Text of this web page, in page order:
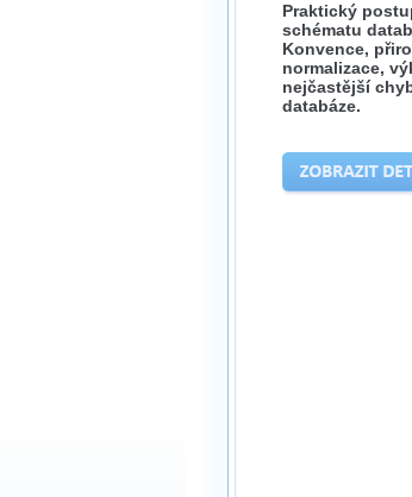
Praktický
schématu
Konvence,
normalizace,
nejčastější
databáze.